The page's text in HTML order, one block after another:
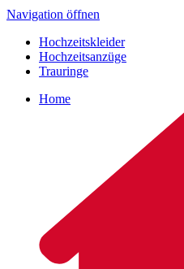
Navigation öffnen
Hochzeitskleider
Hochzeitsanzüge
Trauringe
Home